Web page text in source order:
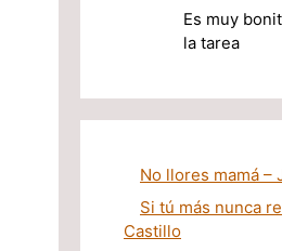
Es muy
la tarea
No llores mamá –
Si tú más nunca
Castillo